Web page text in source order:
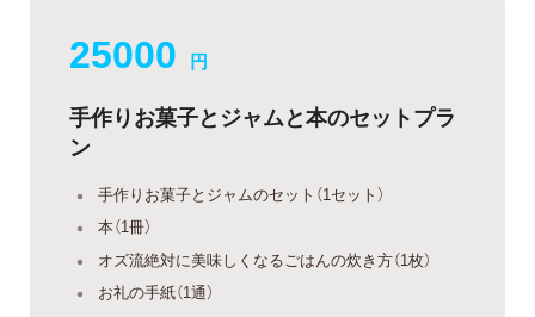
25000 円
手作りお菓子とジャムと本のセットプラ
ン
手作りお菓子とジャムのセット（1セット）
本（1冊）
オズ流絶対に美味しくなるごはんの炊き方（1枚）
お礼の手紙（1通）